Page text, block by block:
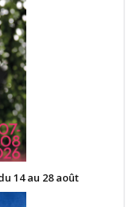
14 au 28 août